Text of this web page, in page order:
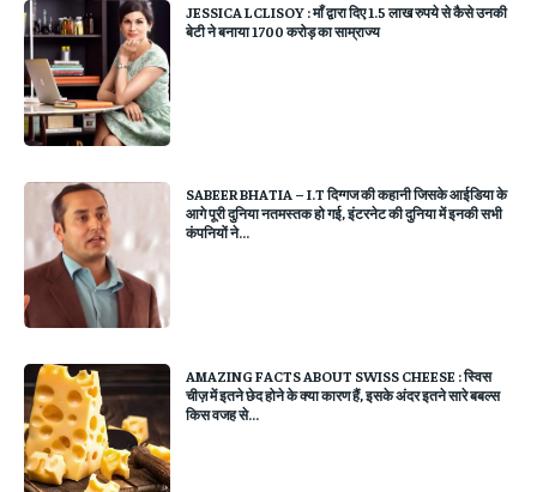
JESSICA LCLISOY : माँ द्वारा दिए 1.5 लाख रुपये से कैसे उनकी
बेटी ने बनाया 1700 करोड़ का साम्राज्य
SABEER BHATIA – I.T दिग्गज की कहानी जिसके आईडिया के
आगे पूरी दुनिया नतमस्तक हो गई, इंटरनेट की दुनिया में इनकी सभी
कंपनियों ने...
AMAZING FACTS ABOUT SWISS CHEESE : स्विस
चीज़ में इतने छेद होने के क्या कारण हैं, इसके अंदर इतने सारे बबल्स
किस वजह से...